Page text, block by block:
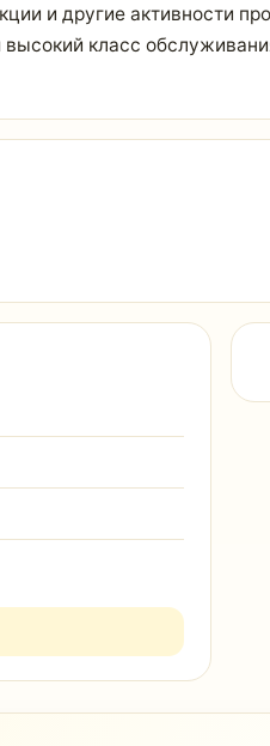
и другие активности
класс